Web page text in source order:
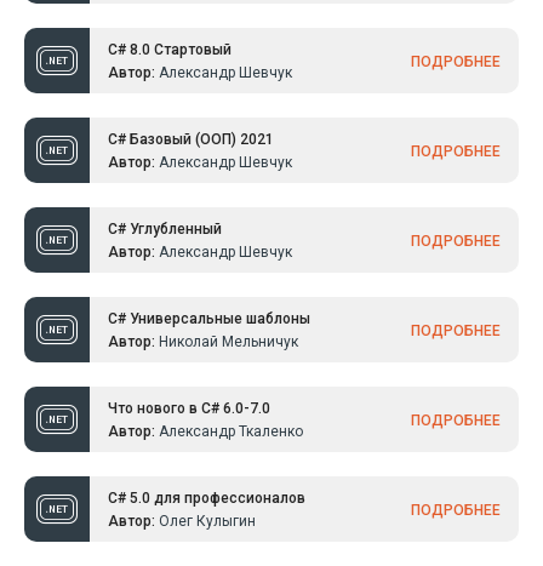
C# 8.0 Стартовый
Автор: Александр Шевчук
ПОДРОБНЕЕ
C# Базовый (ООП) 2021
Автор: Александр Шевчук
ПОДРОБНЕЕ
C# Углубленный
Автор: Александр Шевчук
ПОДРОБНЕЕ
C# Универсальные шаблоны
Автор: Николай Мельничук
ПОДРОБНЕЕ
Что нового в C# 6.0-7.0
Автор: Александр Ткаленко
ПОДРОБНЕЕ
C# 5.0 для профессионалов
Автор: Олег Кулыгин
ПОДРОБНЕЕ